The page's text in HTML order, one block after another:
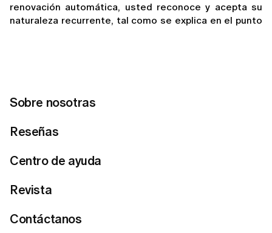
Sobre nosotras
Reseñas
Centro de ayuda
Revista
Contáctanos
renovación automática, usted reconoce y acepta su
naturaleza recurrente, tal como se explica en el punto
través de la
reembolso son gestionadas directamente
instrucciones de la
Si adquirió una suscripción o activó una prueba en
periodo de prueba poniéndose en contacto con
dicho periodo, o a través de la página de
Membresía en nuestra App o en la página del